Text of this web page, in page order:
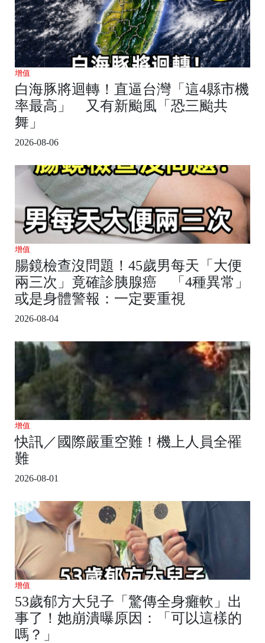
增值
白海豚將迴轉！直逼台灣「這4縣市機
率最高」 又有新颱風「恐三颱共
舞」
2026-08-06
增值
腸鏡檢查沒問題！45歲男每天「大便
兩三次」竟確診胰腺癌 「4種異常」
或是身體警報：一定要重視
2026-08-04
增值
快訊／國際嚴重空難！機上人員全罹
難
2026-08-01
增值
53歲郁方大兒子「驚傳全身癱軟」出
事了！她崩潰曝原因：「可以這樣的
嗎？」